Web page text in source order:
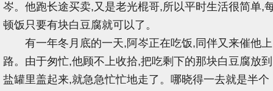
岑。他跑长途买卖,又是老光棍哥,所以平时生活很简单,
顿饭只要有块白豆腐就可以了。
有一年冬月底的一天,阿岑正在吃饭,同伴又来催他上
路。由于匆忙,他顾不上收拾,把吃剩下的那块白豆腐放到
盐罐里盖起来,就急急忙忙地走了。哪晓得一去就是半个